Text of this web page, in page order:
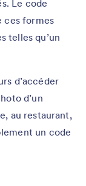
Le code
ces formes
telles qu’un
d’accéder
d’un
au restaurant,
un code